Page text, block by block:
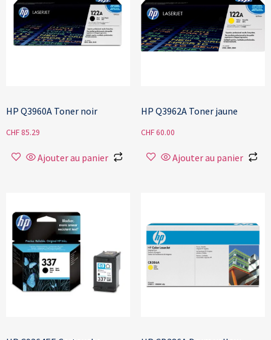
HP Q3960A Toner noir
CHF85.29
Ajouter au panier
HP Q3962A Toner jaune
CHF60.00
Ajouter au panier